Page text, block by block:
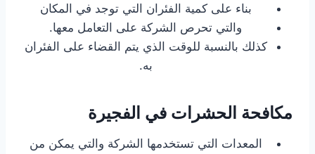
بناء على كمية الفئران التي توجد في المكان
والتي تحرص الشركة على التعامل معها.
كذلك بالنسبة للوقت الذي يتم القضاء على الفئران
به.
مكافحة الحشرات في الفجيرة
المعدات التي تستخدمها الشركة والتي يمكن من